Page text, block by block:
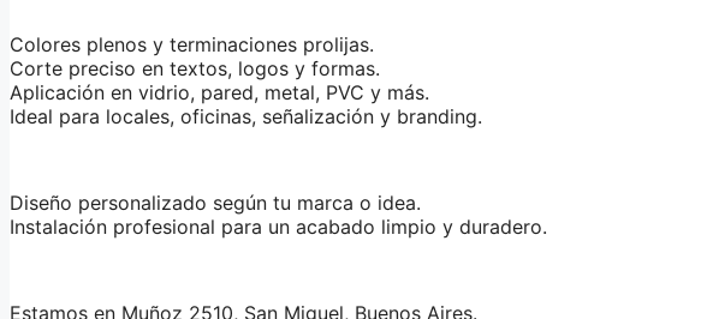
Colores plenos y terminaciones prolijas.
Corte preciso en textos, logos y formas.
Aplicación en vidrio, pared, metal, PVC y más.
Ideal para locales, oficinas, señalización y branding.
Diseño personalizado según tu marca o idea.
Instalación profesional para un acabado limpio y duradero.
Estamos en Muñoz 2510, San Miguel, Buenos Aires.